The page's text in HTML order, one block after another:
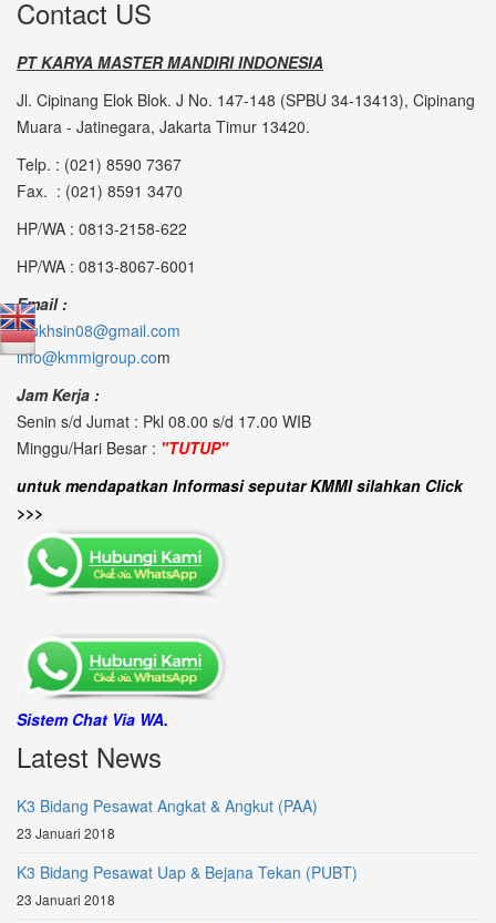
Contact US
PT KARYA MASTER MANDIRI INDONESIA
Jl. Cipinang Elok Blok. J No. 147-148 (SPBU 34-13413), Cipinang
Muara - Jatinegara, Jakarta Timur 13420.
Telp. : (021) 8590 7367
Fax. : (021) 8591 3470
HP/WA : 0813-2158-622
HP/WA : 0813-8067-6001
Email :
mukhsin08@gmail.com
info@kmmigroup.com
Jam Kerja :
Senin s/d Jumat : Pkl 08.00 s/d 17.00 WIB
Minggu/Hari Besar : "TUTUP"
untuk mendapatkan Informasi seputar KMMI silahkan Click
>>>
Sistem Chat Via WA.
Latest News
K3 Bidang Pesawat Angkat & Angkut (PAA)
23 Januari 2018
K3 Bidang Pesawat Uap & Bejana Tekan (PUBT)
23 Januari 2018